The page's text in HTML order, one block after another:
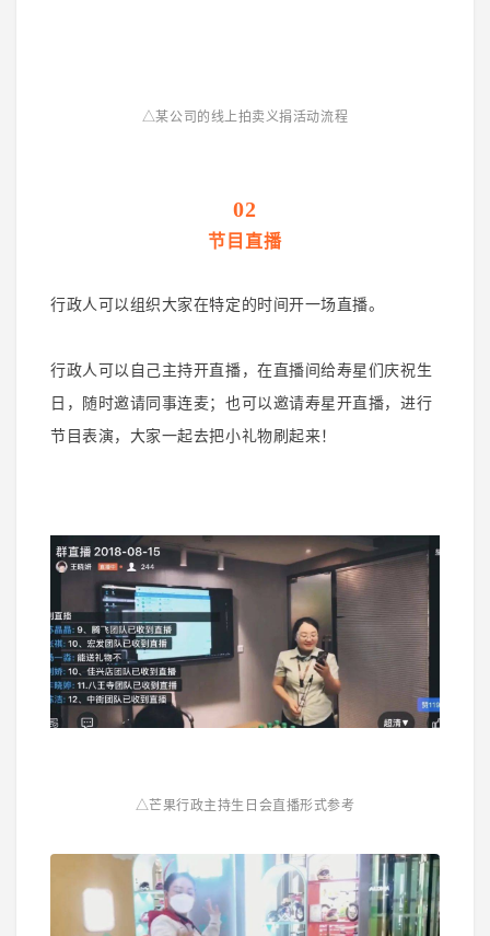
△某公司的线上拍卖义捐活动流程
02
节目直播
行政人可以组织大家在特定的时间开一场直播。
行政人可以自己主持开直播，在直播间给寿星们庆祝生
日，随时邀请同事连麦；也可以邀请寿星开直播，进行
节目表演，大家一起去把小礼物刷起来！
△芒果行政主持生日会直播形式参考